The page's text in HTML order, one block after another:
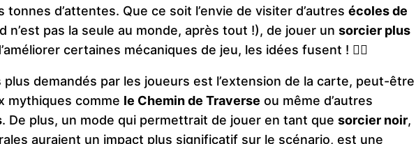
tonnes d’attentes. Que ce soit l’envie de visiter d’autres écoles de
n’est pas la seule au monde, après tout !), de jouer un sorcier plus
certaines mécaniques de jeu, les idées fusent ! 🧙‍♂️
plus demandés par les joueurs est l’extension de la carte, peut-être
mythiques comme le Chemin de Traverse ou même d’autres
. De plus, un mode qui permettrait de jouer en tant que sorcier noir,
auraient un impact plus significatif sur le scénario, est une